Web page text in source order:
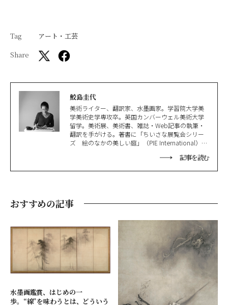
Tag
アート・工芸
Share
鮫島圭代
美術ライター、翻訳家、水墨画家。学習院大学美
学美術史学専攻卒。英国カンバーウェル美術大学
留学。美術展、美術書、雑誌・Web記事の執筆・
翻訳を手がける。著書に「ちいさな展覧会シリー
ズ 絵のなかの美しい庭」（PIE International）、
ちゃんとまなぶ世界の名画」（KADOKAWA）、訳
https://www.tamayosamejima.com/
記事を読む
おすすめの記事
水墨画鑑賞、はじめの一
歩。“線”を味わうとは、どういう